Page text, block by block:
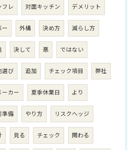
フレ 対面キッチン デメリット
ー 外構 決め方 減らし方
決して 悪 ではない
選び 追加 チェック項目 弊社
ーカー 夏季休業日 より
準備 やり方 リスクヘッジ
見る チェック 関わる